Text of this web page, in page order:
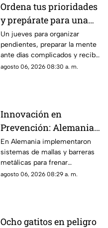
Ordena tus prioridades
y prepárate para una
sorpresa muy positiva
Un jueves para organizar
pendientes, preparar la mente
ante días complicados y recibir
una buena noticia que
agosto 06, 2026 08:30 a. m.
Innovación en
Prevención: Alemania
Implementa Barreras
Metálicas contra
Inundaciones
En Alemania implementaron
sistemas de mallas y barreras
metálicas para frenar
inundaciones, lodo y
agosto 06, 2026 08:29 a. m.
Ocho gatitos en peligro